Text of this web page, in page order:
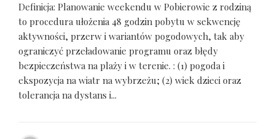
Definicja: Planowanie weekendu w Pobierowie z rodziną
to procedura ułożenia 48 godzin pobytu w sekwencję
aktywności, przerw i wariantów pogodowych, tak aby
ograniczyć przeładowanie programu oraz błędy
bezpieczeństwa na plaży i w terenie. : (1) pogoda i
ekspozycja na wiatr na wybrzeżu; (2) wiek dzieci oraz
tolerancja na dystans i...